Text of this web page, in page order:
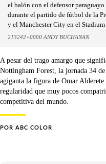
el balón con el defensor
durante el partido de fútbol de la
y el Manchester City en el
213242+0000 ANDY BUCHANAN
A pesar del trago amargo que
Nottingham Forest, la jornada 34
agiganta la figura de Omar
regularidad que muy pocos
competitiva del mundo.
POR ABC COLOR